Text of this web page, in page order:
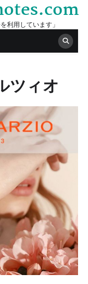
利用しています」
ツィオ